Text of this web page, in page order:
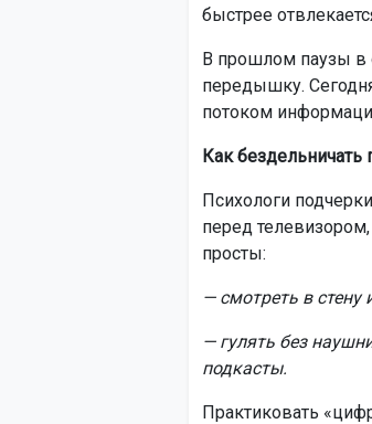
быстрее
В прошлом паузы в
передышку.
потоком
Как бездельничать
Психологи
перед
просты:
— смотреть в стену
— гулять без
подкасты.
Практиковать